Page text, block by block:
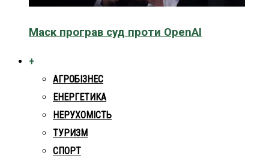
Маск програв суд проти OpenAI
+
АГРОБІЗНЕС
ЕНЕРГЕТИКА
НЕРУХОМІСТЬ
ТУРИЗМ
СПОРТ